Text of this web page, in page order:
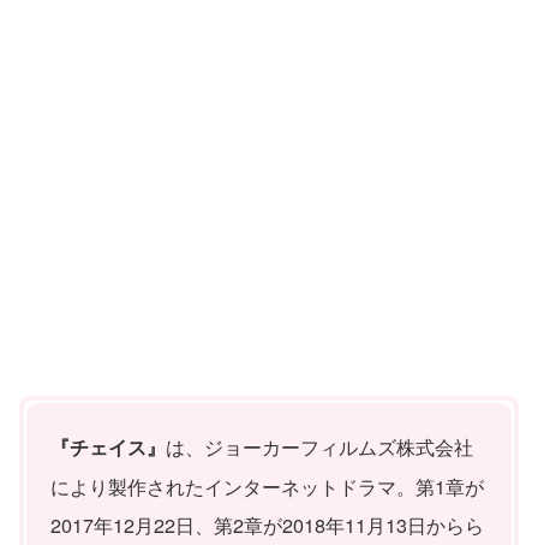
『チェイス』 は、ジョーカーフィルムズ株式会社
により製作されたインターネットドラマ。第1章が
2017年12月22日、第2章が2018年11月13日からら